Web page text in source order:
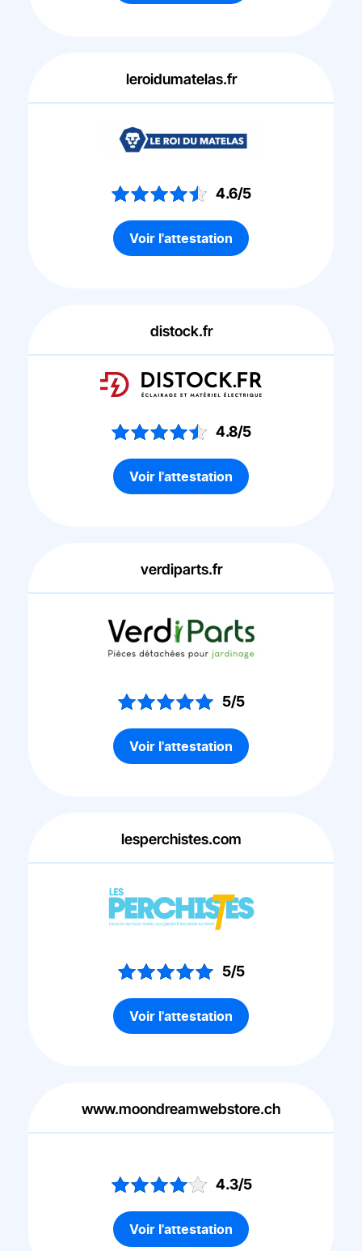
leroidumatelas.fr
4.6/5
Voir l'attestation
distock.fr
4.8/5
Voir l'attestation
verdiparts.fr
5/5
Voir l'attestation
lesperchistes.com
5/5
Voir l'attestation
www.moondreamwebstore.ch
4.3/5
Voir l'attestation